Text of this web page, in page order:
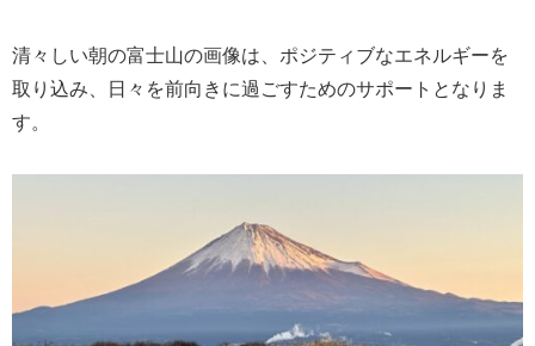
清々しい朝の富士山の画像は、ポジティブなエネルギーを
取り込み、日々を前向きに過ごすためのサポートとなりま
す。